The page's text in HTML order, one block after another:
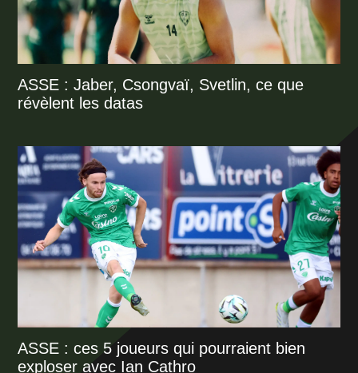
ASSE : Jaber, Csongvaï, Svetlin, ce que
révèlent les datas
ASSE : ces 5 joueurs qui pourraient bien
exploser avec Ian Cathro